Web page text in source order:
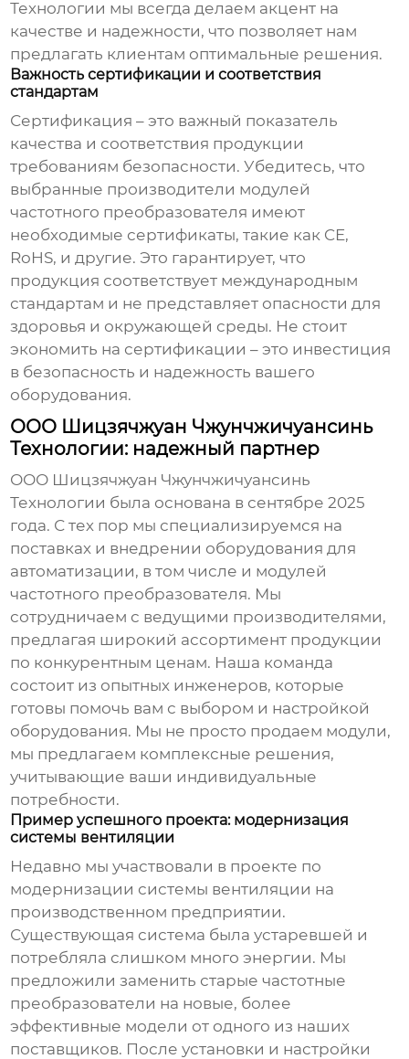
Технологии мы всегда делаем акцент на
качестве и надежности, что позволяет нам
предлагать клиентам оптимальные решения.
Важность сертификации и соответствия
стандартам
Сертификация – это важный показатель
качества и соответствия продукции
требованиям безопасности. Убедитесь, что
выбранные производители модулей
частотного преобразователя имеют
необходимые сертификаты, такие как CE,
RoHS, и другие. Это гарантирует, что
продукция соответствует международным
стандартам и не представляет опасности для
здоровья и окружающей среды. Не стоит
экономить на сертификации – это инвестиция
в безопасность и надежность вашего
оборудования.
ООО Шицзячжуан Чжунчжичуансинь
Технологии: надежный партнер
ООО Шицзячжуан Чжунчжичуансинь
Технологии была основана в сентябре 2025
года. С тех пор мы специализируемся на
поставках и внедрении оборудования для
автоматизации, в том числе и модулей
частотного преобразователя. Мы
сотрудничаем с ведущими производителями,
предлагая широкий ассортимент продукции
по конкурентным ценам. Наша команда
состоит из опытных инженеров, которые
готовы помочь вам с выбором и настройкой
оборудования. Мы не просто продаем модули,
мы предлагаем комплексные решения,
учитывающие ваши индивидуальные
потребности.
Пример успешного проекта: модернизация
системы вентиляции
Недавно мы участвовали в проекте по
модернизации системы вентиляции на
производственном предприятии.
Существующая система была устаревшей и
потребляла слишком много энергии. Мы
предложили заменить старые частотные
преобразователи на новые, более
эффективные модели от одного из наших
поставщиков. После установки и настройки